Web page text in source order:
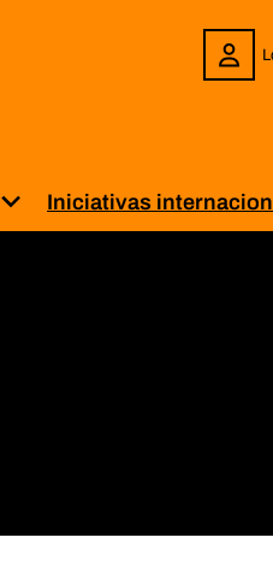
Muestra el submenú
Iniciativas